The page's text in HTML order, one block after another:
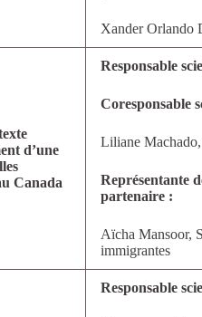
Xander Orlando
d’une
Canada
Responsable
Coresponsable
Liliane
Représentante
partenaire :
Aïcha Mansoor,
immigrantes
Responsable